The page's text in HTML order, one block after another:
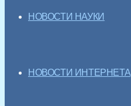
НОВОСТИ НАУКИ
НОВОСТИ ИНТЕРНЕТА